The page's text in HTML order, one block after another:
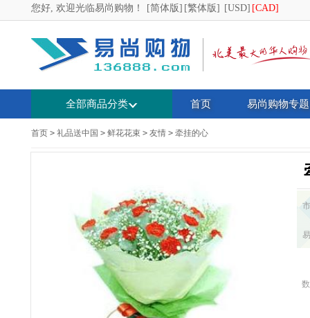
您好, 欢迎光临易尚购物！ [简体版] [繁体版] [USD] [CAD]
全部商品分类 首页 易尚购物专题
首页 > 礼品送中国 > 鲜花花束 > 友情 > 牵挂的心